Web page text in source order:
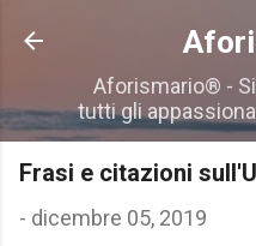
Passa ai
Aforismario® -
tutti gli
Frasi e citazioni
- dicembre 05, 2019